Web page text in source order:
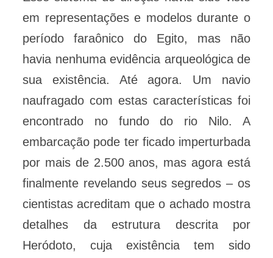
em representações e modelos durante o
período faraônico do Egito, mas não
havia nenhuma evidência arqueológica de
sua existência. Até agora. Um navio
naufragado com estas características foi
encontrado no fundo do rio Nilo. A
embarcação pode ter ficado imperturbada
por mais de 2.500 anos, mas agora está
finalmente revelando seus segredos – os
cientistas acreditam que o achado mostra
detalhes da estrutura descrita por
Heródoto, cuja existência tem sido